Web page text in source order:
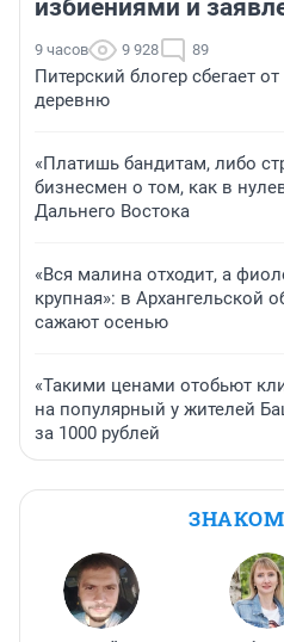
избиениями и
9 часов 9 928 89
Питерский блогер сбегает
деревню
«Платишь бандитам, либо
бизнесмен о том, как в
Дальнего Востока
«Вся малина отходит, а
крупная»: в Архангельской
сажают осенью
«Такими ценами отобьют
на популярный у жителей
за 1000 рублей